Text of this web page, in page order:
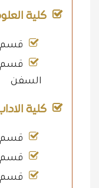
كلية
قسم
قسم
السفن
كلية
قسم
قسم
قسم